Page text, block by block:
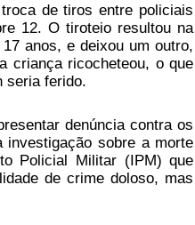
de tiros entre policiais
12. O tiroteio resultou na
anos, e deixou um outro,
criança ricocheteou, o que
seria ferido.
denúncia contra os
investigação sobre a morte
Policial Militar (IPM) que
de crime doloso, mas